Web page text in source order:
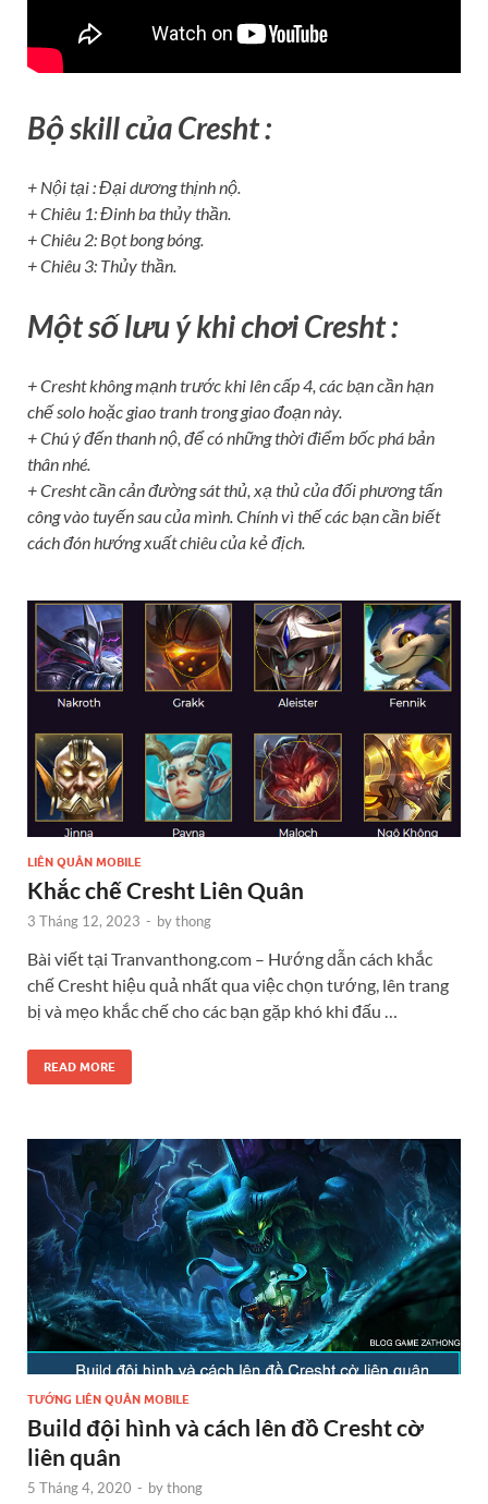
Bộ skill của Cresht :
+ Nội tại : Đại dương thịnh nộ.
+ Chiêu 1: Đinh ba thủy thần.
+ Chiêu 2: Bọt bong bóng.
+ Chiêu 3: Thủy thần.
Một số lưu ý khi chơi Cresht :
+ Cresht không mạnh trước khi lên cấp 4, các bạn cần hạn
chế solo hoặc giao tranh trong giao đoạn này.
+ Chú ý đến thanh nộ, để có những thời điểm bốc phá bản
thân nhé.
+ Cresht cần cản đường sát thủ, xạ thủ của đối phương tấn
công vào tuyến sau của mình. Chính vì thế các bạn cần biết
cách đón hướng xuất chiêu của kẻ địch.
LIÊN QUÂN MOBILE
Khắc chế Cresht Liên Quân
3 Tháng 12, 2023 - bythong
Bài viết tại Tranvanthong.com – Hướng dẫn cách khắc
chế Cresht hiệu quả nhất qua việc chọn tướng, lên trang
bị và mẹo khắc chế cho các bạn gặp khó khi đấu …
READ MORE
TƯỚNG LIÊN QUÂN MOBILE
Build đội hình và cách lên đồ Cresht cờ
liên quân
5 Tháng 4, 2020 - bythong